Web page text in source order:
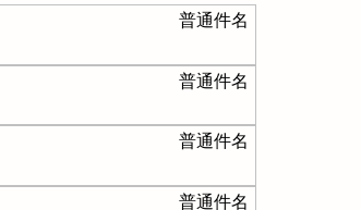
普通件名
普通件名
普通件名
普通件名